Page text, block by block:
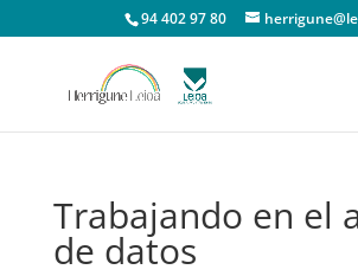
94 402 97 80
Trabajando en el
de datos